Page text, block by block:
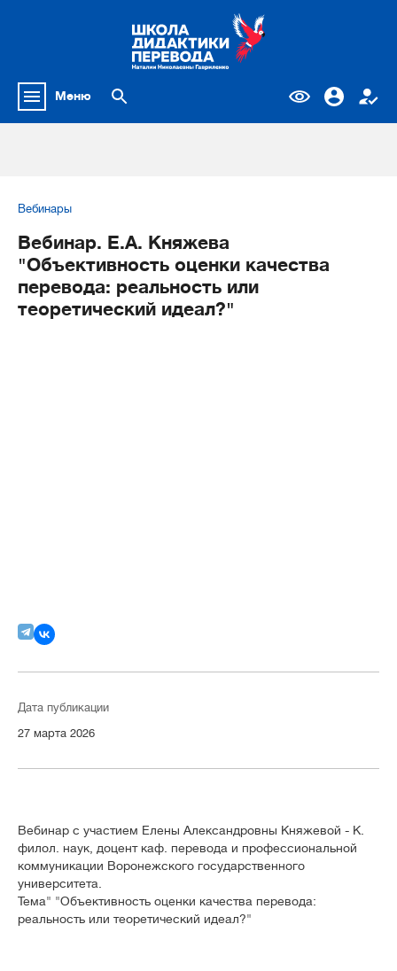
Меню
Вебинары
Вебинар. Е.А. Княжева
"Объективность оценки качества
перевода: реальность или
теоретический идеал?"
Дата публикации
27 марта 2026
Вебинар с участием Елены Александровны Княжевой - К.
филол. наук, доцент каф. перевода и профессиональной
коммуникации Воронежского государственного
университета.
Тема" "Объективность оценки качества перевода:
реальность или теоретический идеал?"